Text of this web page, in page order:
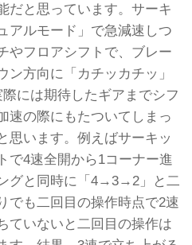
だと思っています。サーキ
アルモード」で急減速しつ
やフロアシフトで、ブレー
方向に「カチッカチッ」
には期待したギアまでシフ
速の際にもたついてしまっ
思います。例えばサーキッ
で4速全開から1コーナー進
グと同時に「4→3→2」と二
でも二回目の操作時点で2速
ていないと二回目の操作は